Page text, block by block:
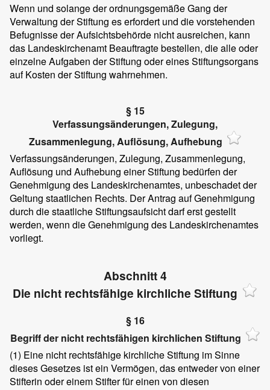
Wenn und solange der ordnungsgemäße Gang der
Verwaltung der Stiftung es erfordert und die vorstehenden
Befugnisse der Aufsichtsbehörde nicht ausreichen, kann
das Landeskirchenamt Beauftragte bestellen, die alle oder
einzelne Aufgaben der Stiftung oder eines Stiftungsorgans
auf Kosten der Stiftung wahrnehmen.
§ 15
Verfassungsänderungen, Zulegung,
Zusammenlegung, Auflösung, Aufhebung
Verfassungsänderungen, Zulegung, Zusammenlegung,
Auflösung und Aufhebung einer Stiftung bedürfen der
Genehmigung des Landeskirchenamtes, unbeschadet der
Geltung staatlichen Rechts. Der Antrag auf Genehmigung
durch die staatliche Stiftungsaufsicht darf erst gestellt
werden, wenn die Genehmigung des Landeskirchenamtes
vorliegt.
Abschnitt 4
Die nicht rechtsfähige kirchliche Stiftung
§ 16
Begriff der nicht rechtsfähigen kirchlichen Stiftung
(1) Eine nicht rechtsfähige kirchliche Stiftung im Sinne
dieses Gesetzes ist ein Vermögen, das entweder von einer
Stifterin oder einem Stifter für einen von diesen